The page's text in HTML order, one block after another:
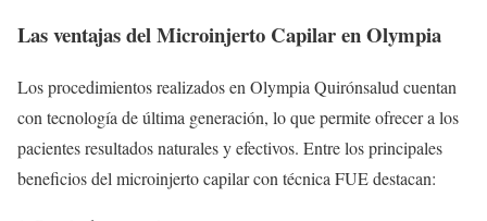
Las ventajas del Microinjerto Capilar en Olympia
Los procedimientos realizados en Olympia Quirónsalud cuentan
con tecnología de última generación, lo que permite ofrecer a los
pacientes resultados naturales y efectivos. Entre los principales
beneficios del microinjerto capilar con técnica FUE destacan: